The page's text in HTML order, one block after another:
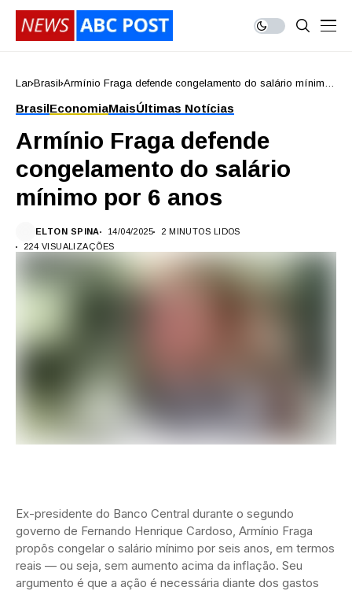
Lar Brasil Armínio Fraga defende congelamento do salário mínimo
BrasilEconomiaMaisÚltimas Notícias
Armínio Fraga defende
congelamento do salário
mínimo por 6 anos
ELTON SPINA 14/04/2025
2 MINUTOS LIDOS
224 VISUALIZAÇÕES
Ex-presidente do Banco Central durante o segundo
governo de Fernando Henrique Cardoso, Armínio Fraga
propôs congelar o salário mínimo por seis anos, em termos
reais — ou seja, sem aumento acima da inflação. Seu
argumento é que a ação é necessária diante dos gastos